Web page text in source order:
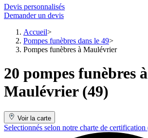
Devis personnalisés
Demander un devis
Accueil
Pompes funèbres dans le 49
Pompes funèbres à Maulévrier
20 pompes funèbres à
Maulévrier (49)
Voir la carte
Selectionnés selon notre charte de certification